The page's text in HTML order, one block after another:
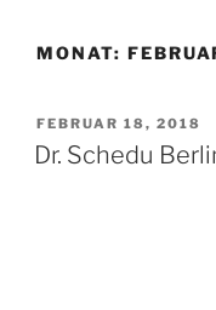
MONAT:
VERÖFFENTLICHT
AM
FEBRUAR 18, 2018
Dr. Schedu